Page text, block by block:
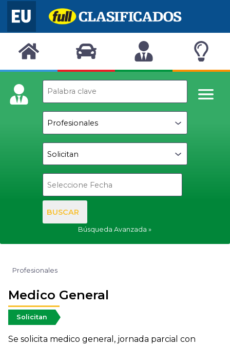
BUSCAR
Búsqueda Avanzada
Profesionales
Medico General
Solicitan
Se solicita medico general, jornada parcial con